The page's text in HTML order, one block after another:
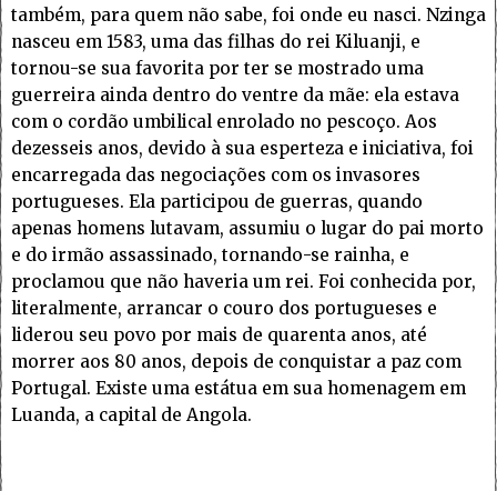
também, para quem não sabe, foi onde eu nasci. Nzinga
nasceu em 1583, uma das filhas do rei Kiluanji, e
tornou-se sua favorita por ter se mostrado uma
guerreira ainda dentro do ventre da mãe: ela estava
com o cordão umbilical enrolado no pescoço. Aos
dezesseis anos, devido à sua esperteza e iniciativa, foi
encarregada das negociações com os invasores
portugueses. Ela participou de guerras, quando
apenas homens lutavam, assumiu o lugar do pai morto
e do irmão assassinado, tornando-se rainha, e
proclamou que não haveria um rei. Foi conhecida por,
literalmente, arrancar o couro dos portugueses e
liderou seu povo por mais de quarenta anos, até
morrer aos 80 anos, depois de conquistar a paz com
Portugal. Existe uma estátua em sua homenagem em
Luanda, a capital de Angola.